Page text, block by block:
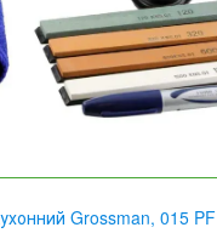
Grossman, 015 PF